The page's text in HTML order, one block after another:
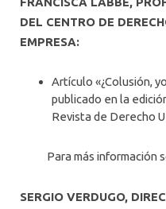
DEL CENTRO DE
EMPRESA:
Artículo «¿Colusión,
publicado en la
Revista de Derecho
Para más información
SERGIO VERDUGO,